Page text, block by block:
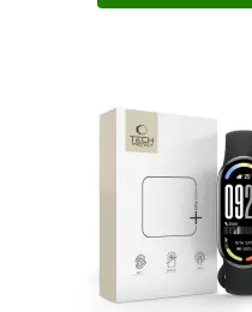
tech-Protect Xiaomi